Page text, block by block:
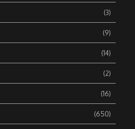
(3)
(9)
(14)
(2)
(16)
(650)